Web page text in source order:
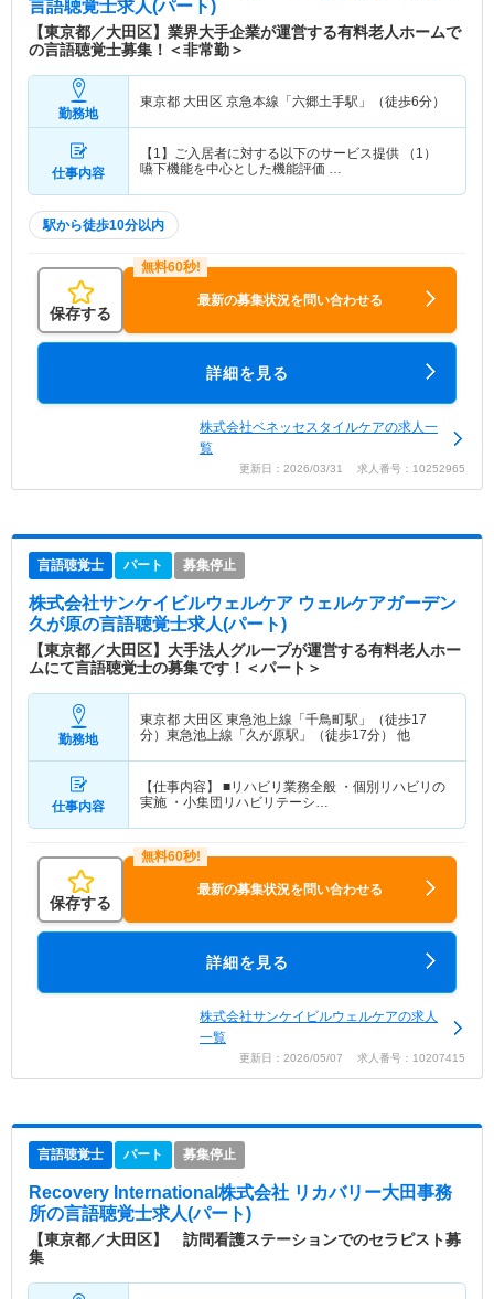
言語聴覚士求人(パート)
【東京都／大田区】業界大手企業が運営する有料老人ホームで
の言語聴覚士募集！＜非常勤＞
勤務地
東京都 大田区 京急本線「六郷土手駅」（徒歩6分）
仕事内容
【1】ご入居者に対する以下のサービス提供 （1）
嚥下機能を中心とした機能評価 …
駅から徒歩10分以内
保存する
最新の募集状況を問い合わせる
詳細を見る
株式会社ベネッセスタイルケアの求人一
覧
更新日：2026/03/31 求人番号：10252965
言語聴覚士 パート 募集停止
株式会社サンケイビルウェルケア ウェルケアガーデン
久が原の言語聴覚士求人(パート)
【東京都／大田区】大手法人グループが運営する有料老人ホー
ムにて言語聴覚士の募集です！＜パート＞
勤務地
東京都 大田区 東急池上線「千鳥町駅」（徒歩17
分）東急池上線「久が原駅」（徒歩17分） 他
仕事内容
【仕事内容】 ■リハビリ業務全般 ・個別リハビリの
実施 ・小集団リハビリテーシ…
保存する
最新の募集状況を問い合わせる
詳細を見る
株式会社サンケイビルウェルケアの求人
一覧
更新日：2026/05/07 求人番号：10207415
言語聴覚士 パート 募集停止
Recovery International株式会社 リカバリー大田事務
所の言語聴覚士求人(パート)
【東京都／大田区】 訪問看護ステーションでのセラピスト募
集